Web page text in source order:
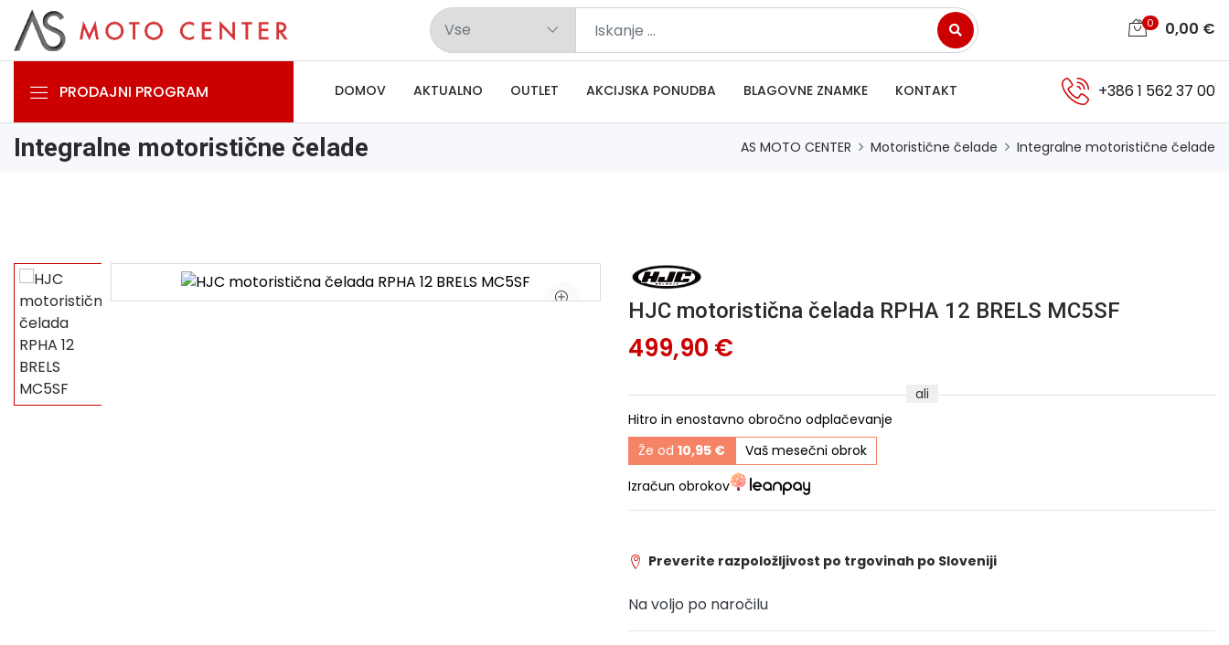
0 0,00 €
PRODAJNI PROGRAM DOMOV AKTUALNO OUTLET AKCIJSKA PONUDBA BLAGOVNE ZNAMKE KONTAKT +386 1 562 37 00
Integralne motoristične čelade AS MOTO CENTER Motoristične čelade Integralne motoristične čelade
HJC motoristična čelada RPHA 12 BRELS MC5SF
499,90 €
ali
Hitro in enostavno obročno odplačevanje
Že od 10,95 €
Vaš mesečni obrok
Izračun obrokov
Preverite razpoložljivost po trgovinah po Sloveniji
Na voljo po naročilu